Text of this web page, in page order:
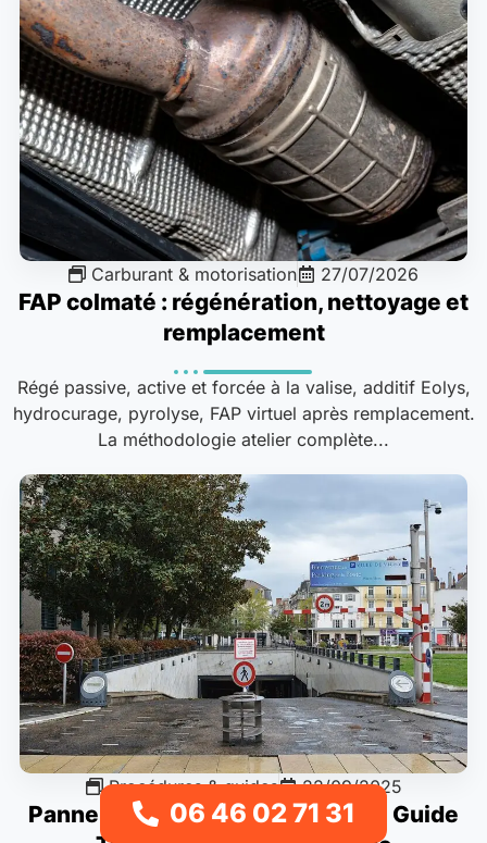
Carburant & motorisation 27/07/2026
FAP colmaté : régénération, nettoyage et
remplacement
Régé passive, active et forcée à la valise, additif Eolys,
hydrocurage, pyrolyse, FAP virtuel après remplacement.
La méthodologie atelier complète...
Procédures & guides 22/09/2025
Panne en Parking Souterrain : Le Guide
06 46 02 71 31